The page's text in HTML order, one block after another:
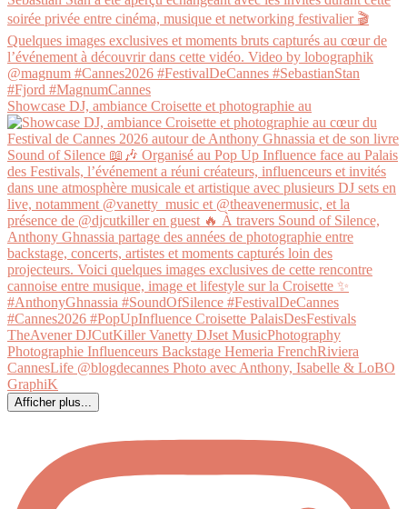
Showcase DJ, ambiance Croisette et photographie au
Afficher plus...